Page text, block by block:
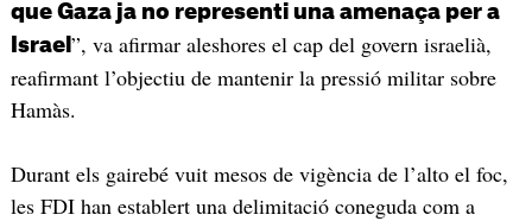
que Gaza ja no representi una amenaça per a
Israel ”, va afirmar aleshores el cap del govern israelià,
reafirmant l’objectiu de mantenir la pressió militar sobre
Hamàs.
Durant els gairebé vuit mesos de vigència de l’alto el foc,
les FDI han establert una delimitació coneguda com a